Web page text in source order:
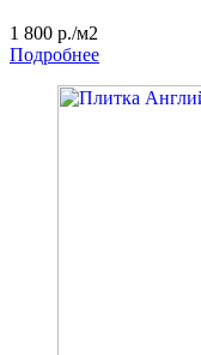
1 800 р./м2
Подробнее